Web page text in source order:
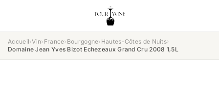
Accueil›Vin› France› Bourgogne› Hautes-Côtes de Nuits›
Domaine Jean Yves Bizot Echezeaux Grand Cru 2008 1,5L